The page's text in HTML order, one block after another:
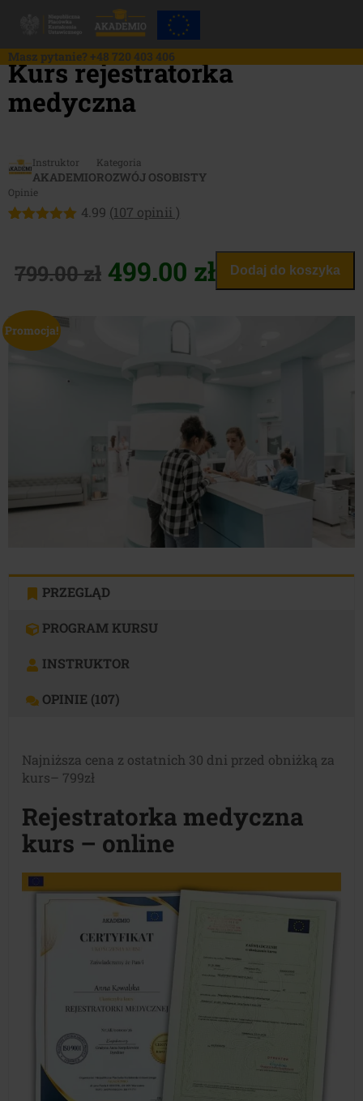
Masz pytanie? +48 720 403 406
Kurs rejestratorka
medyczna
Instruktor
AKADEMIO
Kategoria
ROZWÓJ OSOBISTY
Opinie
podstawie
ocen
4.99 (107 opinii )
799.00zł Pierwotna
wynosiła:
799.00 zł.
499.00 złAktualna
Dodaj do koszyka
Promocja!
PRZEGLĄD
PROGRAM KURSU
INSTRUKTOR
OPINIE (107)
Najniższa cena z ostatnich 30 dni przed obniżką za
kurs– 799zł
Rejestratorka medyczna
kurs – online